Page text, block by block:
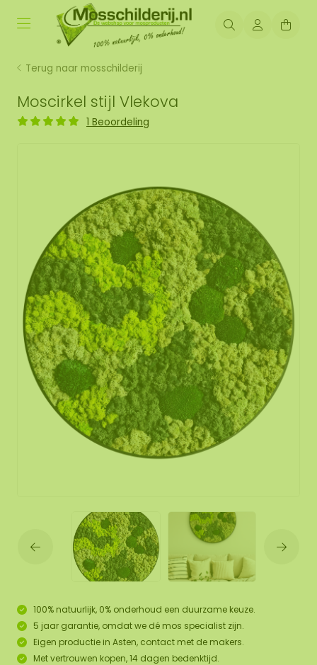
Terug naar mosschilderij
Moscirkel stijl Vlekova
1 Beoordeling
100% natuurlijk, 0% onderhoud een duurzame keuze.
5 jaar garantie, omdat we dé mos specialist zijn.
Eigen productie in Asten, contact met de makers.
Met vertrouwen kopen, 14 dagen bedenktijd.